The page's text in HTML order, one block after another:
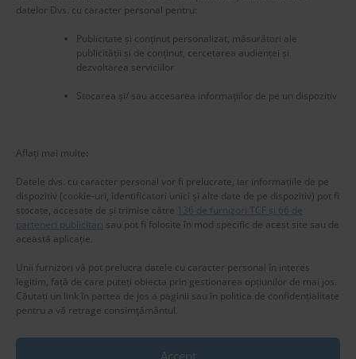
datelor Dvs. cu caracter personal pentru:
Publicitate și conținut personalizat, măsurători ale
publicității și de conținut, cercetarea audienței și
dezvoltarea serviciilor
Stocarea și/ sau accesarea informațiilor de pe un dispozitiv
Aflați mai multe:
Datele dvs. cu caracter personal vor fi prelucrate, iar informațiile de pe
dispozitiv (cookie-uri, identificatori unici și alte date de pe dispozitiv) pot fi
stocate, accesate de și trimise către 136 de furnizori TCF și 66 de
parteneri publicitari sau pot fi folosite în mod specific de acest site sau de
această aplicație.
Unii furnizori vă pot prelucra datele cu caracter personal în interes
legitim, față de care puteți obiecta prin gestionarea opțiunilor de mai jos.
Căutați un link în partea de jos a paginii sau în politica de confidențialitate
pentru a vă retrage consimțământul.
Accept